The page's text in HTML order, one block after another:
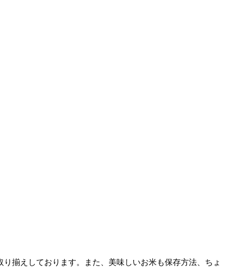
揃えしております。また、美味しいお米も保存方法、ちょ